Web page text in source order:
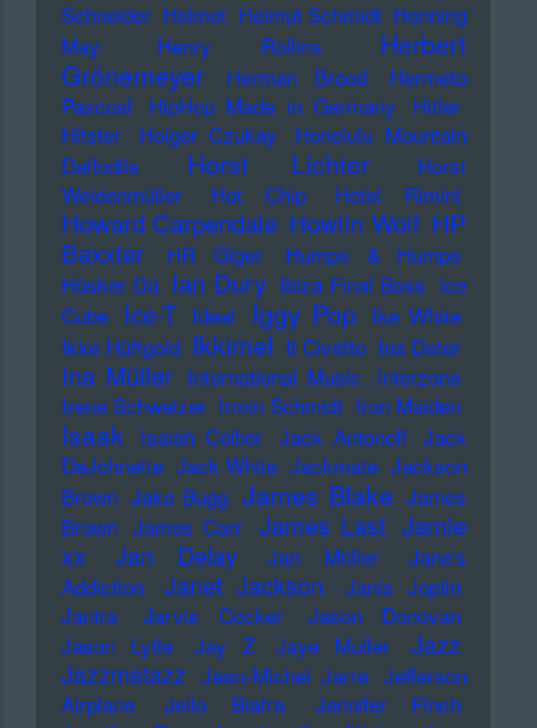
Schneider Helmet Helmut Schmidt Henning
May
Henry Rollins
Herbert
Grönemeyer
Herman Brood
Hermeto
Pascoal
HipHop Made in Germany
Hitler
Hitster
Holger Czukay
Honolulu Mountain
Daffodils
Horst Lichter
Horst
Weidenmüller
Hot Chip Hotel Rimini
Howard Carpendale Howlin Wolf HP
Baxxter
HR Giger
Humpe & Humpe
Hüsker Dü Ian Dury Ibiza Final Boss Ice
Cube
Ice-T Ideal Iggy Pop Ike White
Ikke Hüftgold Ikkimel Il Civetto Ina Deter
Ina Müller International Music Interzone
Irene Schweizer Irmin Schmidt Iron Maiden
Isaak Isaiah Collier Jack Antonoff Jack
DeJohnette Jack White Jackmate Jackson
Brown Jake Bugg James Blake James
Brown James Carr James Last Jamie
xx
Jan Delay Jan Müller
Jane's
Addiction
Janet Jackson
Janis Joplin
Jantra
Jarvis Cocker
Jason Donovan
Jason Lytle
Jay Z Jaye Muller
Jazz
Jazzmatazz Jean-Michel Jarre Jefferson
Airplane
Jello Biafra
Jennifer Finch